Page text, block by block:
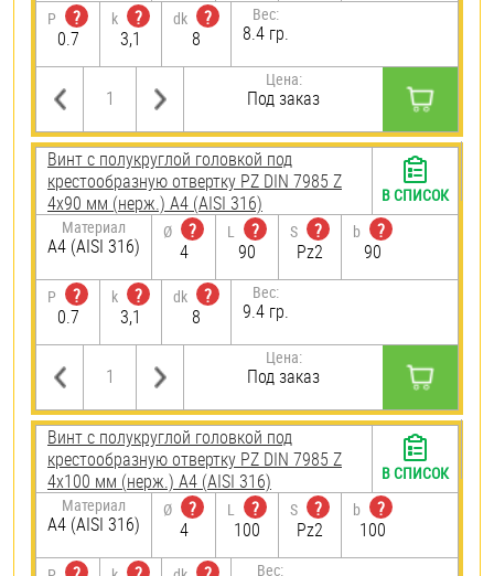
P
?
0.7
k
?
3,1
dk
?
8
Вес:
8.4 гр.
Цена:
Под заказ
Винт с полукруглой головкой под
крестообразную отвертку PZ DIN 7985 Z
4х90 мм (нерж.) A4 (AISI 316)
Материал
A4 (AISI 316)
Ø
?
4
L
?
90
S
?
Pz2
b
?
90
P
?
0.7
k
?
3,1
dk
?
8
Вес:
9.4 гр.
Цена:
Под заказ
В СПИСОК
Винт с полукруглой головкой под
крестообразную отвертку PZ DIN 7985 Z
4х100 мм (нерж.) A4 (AISI 316)
Материал
A4 (AISI 316)
Ø
?
4
L
?
100
S
?
Pz2
b
?
100
Вес:
В СПИСОК